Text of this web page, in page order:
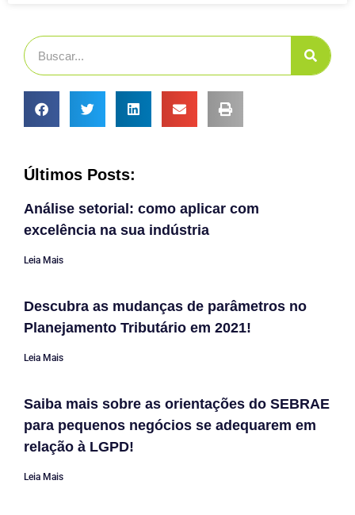
Últimos Posts:
Análise setorial: como aplicar com
excelência na sua indústria
Leia Mais
Descubra as mudanças de parâmetros no
Planejamento Tributário em 2021!
Leia Mais
Saiba mais sobre as orientações do SEBRAE
para pequenos negócios se adequarem em
relação à LGPD!
Leia Mais